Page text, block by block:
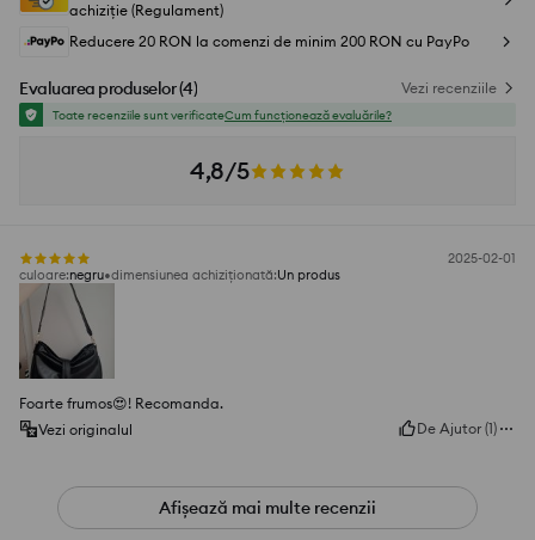
achiziție (Regulament)
Reducere 20 RON la comenzi de minim 200 RON cu PayPo
Evaluarea produselor(4) Vezi recenziile
Toate recenziile sunt verificateCum funcționează evaluările?
4,8/5
2025-02-01
culoare:negru dimensiunea achiziționată:Un produs
Foarte frumos😍! Recomanda.
Vezi originalul
De Ajutor (1)
Afișează mai multe recenzii